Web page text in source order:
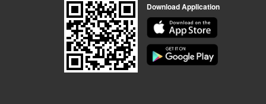
Download Application